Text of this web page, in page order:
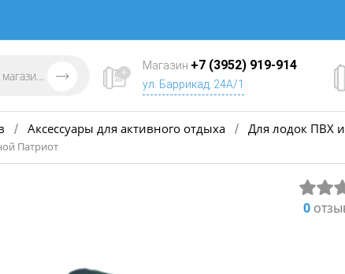
Магазин +7 (3952) 919-914
ул. Баррикад, 24А/1
/ Аксессуары для активного отдыха / Для лодок ПВХ
Патриот
0